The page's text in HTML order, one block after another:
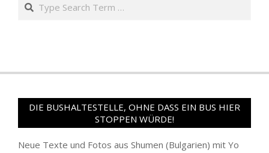
DIE BUSHALTESTELLE, OHNE DASS EIN BUS HIER
STOPPEN WÜRDE!
Neue Texte und Fotos aus Shumen (Bulgarien) mit Yo